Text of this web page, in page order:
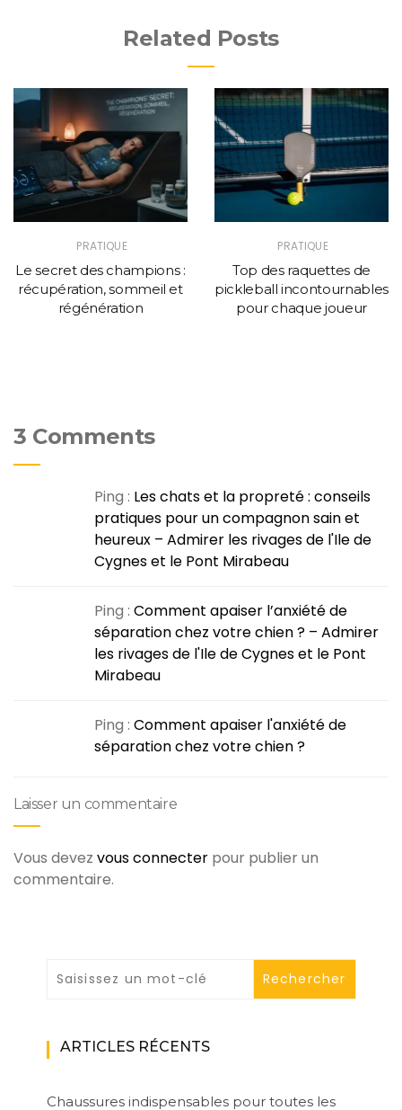
Related Posts
PRATIQUE
Le secret des champions :
récupération, sommeil et
régénération
PRATIQUE
Top des raquettes de
pickleball incontournables
pour chaque joueur
3 Comments
Ping : Les chats et la propreté : conseils
pratiques pour un compagnon sain et
heureux – Admirer les rivages de l'Ile de
Cygnes et le Pont Mirabeau
Ping : Comment apaiser l’anxiété de
séparation chez votre chien ? – Admirer
les rivages de l'Ile de Cygnes et le Pont
Mirabeau
Ping : Comment apaiser l'anxiété de
séparation chez votre chien ?
Laisser un commentaire
Vous devez vous connecter pour publier un
commentaire.
ARTICLES RÉCENTS
Chaussures indispensables pour toutes les